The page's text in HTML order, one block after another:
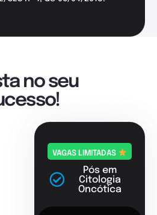
no seu
VAGAS LIMITADAS
Pós em
Citologia
Oncótica